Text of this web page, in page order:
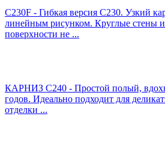
C230F - Гибкая версия C230. Узкий
линейным рисунком. Круглые стены
поверхности не ...
КАРНИЗ C240 - Простой полый,
годов. Идеально подходит для
отделки ...